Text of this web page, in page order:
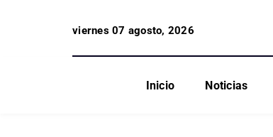
viernes 07 agosto, 2026
Inicio Noticias